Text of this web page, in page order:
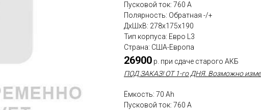
Пусковой ток: 760 A
Полярность: Обратная -/+
ДxШxВ: 278x175x190
Тип корпуса: Евро L3
Страна: США-Европа
26900 р. при сдаче старого АКБ
ПОД ЗАКАЗ! ОТ 1-го ДНЯ. Возможно
Ёмкость: 70 Ah
Пусковой ток: 760 A